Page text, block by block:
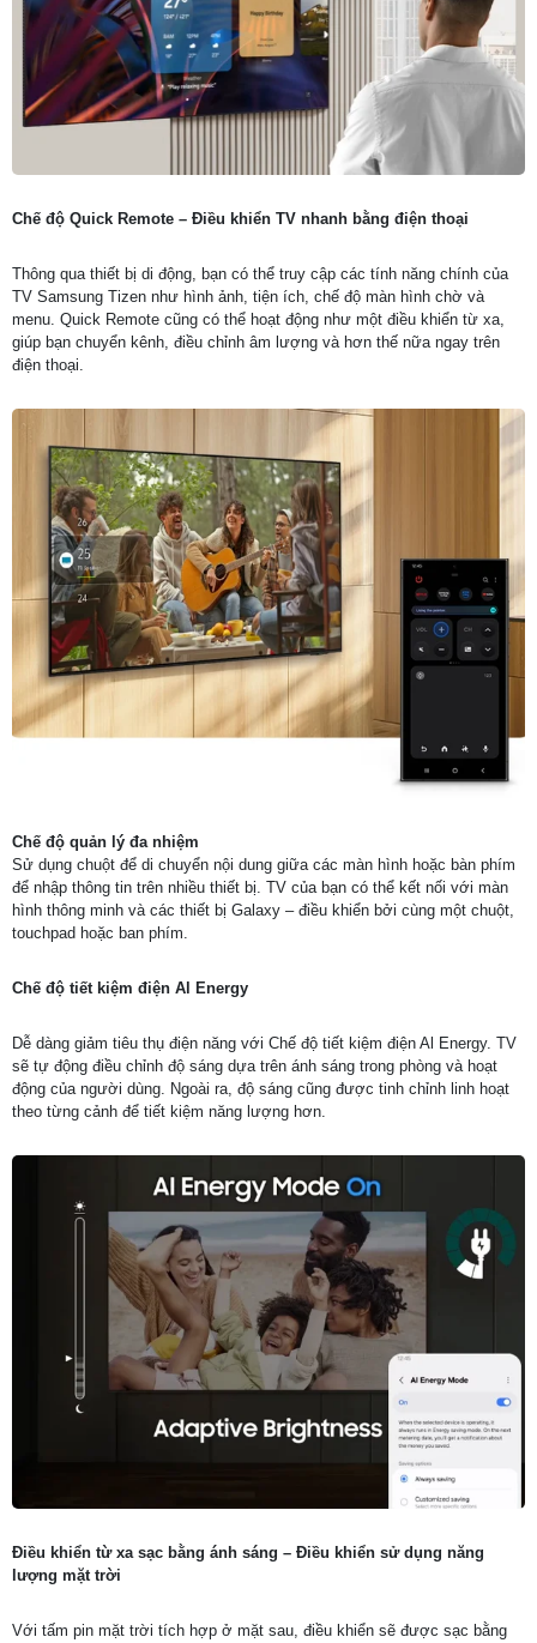
Chế độ Quick Remote – Điều khiển TV nhanh bằng điện thoại
Thông qua thiết bị di động, bạn có thể truy cập các tính năng chính của
TV Samsung Tizen như hình ảnh, tiện ích, chế độ màn hình chờ và
menu. Quick Remote cũng có thể hoạt động như một điều khiển từ xa,
giúp bạn chuyển kênh, điều chỉnh âm lượng và hơn thế nữa ngay trên
điện thoại.
Chế độ quản lý đa nhiệm
Sử dụng chuột để di chuyển nội dung giữa các màn hình hoặc bàn phím
để nhập thông tin trên nhiều thiết bị. TV của bạn có thể kết nối với màn
hình thông minh và các thiết bị Galaxy – điều khiển bởi cùng một chuột,
touchpad hoặc ban phím.
Chế độ tiết kiệm điện Al Energy
Dễ dàng giảm tiêu thụ điện năng với Chế độ tiết kiệm điện Al Energy. TV
sẽ tự động điều chỉnh độ sáng dựa trên ánh sáng trong phòng và hoạt
động của người dùng. Ngoài ra, độ sáng cũng được tinh chỉnh linh hoạt
theo từng cảnh để tiết kiệm năng lượng hơn.
Điều khiển từ xa sạc bằng ánh sáng – Điều khiển sử dụng năng
lượng mặt trời
Với tấm pin mặt trời tích hợp ở mặt sau, điều khiển sẽ được sạc bằng